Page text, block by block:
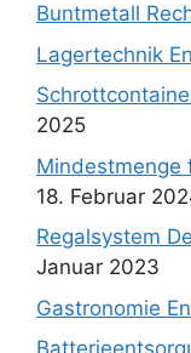
Buntmetall
Lagertechnik
2025
Mindestmenge
18. Februar
Regalsystem
Januar 2023
Gastronomie